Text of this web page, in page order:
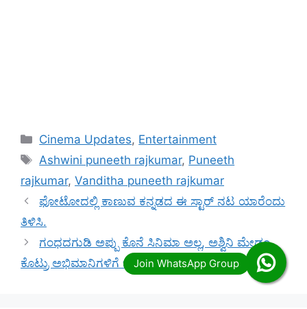
Categories
Cinema Updates, Entertainment
Tags
Ashwini puneeth rajkumar, Puneeth
rajkumar, Vanditha puneeth rajkumar
ಫೋಟೋದಲ್ಲಿ ಕಾಣುವ ಕನ್ನಡದ ಈ ಸ್ಟಾರ್ ನಟ ಯಾರೆಂದು
ತಿಳಿಸಿ.
ಗಂಧದಗುಡಿ ಅಪ್ಪು ಕೊನೆ ಸಿನಿಮಾ ಅಲ್ಲ, ಅಶ್ವಿನಿ ಮೇಡಂ
ಕೊಟ್ರು ಅಭಿಮಾನಿಗಳಿಗೆ ಬಿಗ್ ಸರ್ಪೈಸ್ ಏನದು ಗೊತ್ತ.?